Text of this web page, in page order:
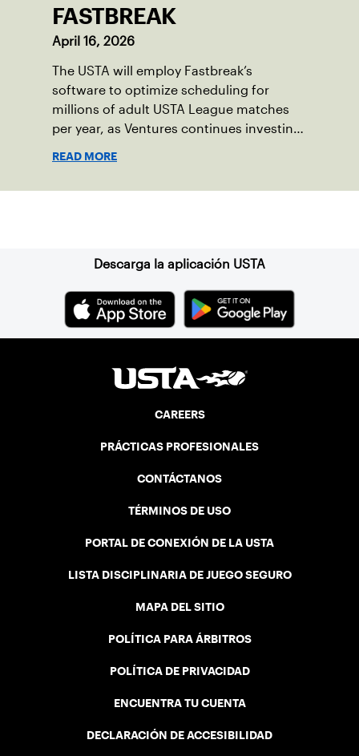
FASTBREAK
April 16, 2026
The USTA will employ Fastbreak’s
software to optimize scheduling for
millions of adult USTA League matches
per year, as Ventures continues investing
READ MORE
Descarga la aplicación USTA
CAREERS
PRÁCTICAS PROFESIONALES
CONTÁCTANOS
TÉRMINOS DE USO
PORTAL DE CONEXIÓN DE LA USTA
LISTA DISCIPLINARIA DE JUEGO SEGURO
MAPA DEL SITIO
POLÍTICA PARA ÁRBITROS
POLÍTICA DE PRIVACIDAD
ENCUENTRA TU CUENTA
DECLARACIÓN DE ACCESIBILIDAD